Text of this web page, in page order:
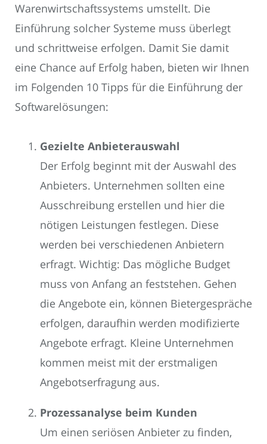
Warenwirtschaftssystems umstellt. Die
Einführung solcher Systeme muss überlegt
und schrittweise erfolgen. Damit Sie damit
eine Chance auf Erfolg haben, bieten wir Ihnen
im Folgenden 10 Tipps für die Einführung der
Softwarelösungen:
Gezielte Anbieterauswahl
Der Erfolg beginnt mit der Auswahl des
Anbieters. Unternehmen sollten eine
Ausschreibung erstellen und hier die
nötigen Leistungen festlegen. Diese
werden bei verschiedenen Anbietern
erfragt. Wichtig: Das mögliche Budget
muss von Anfang an feststehen. Gehen
die Angebote ein, können Bietergespräche
erfolgen, daraufhin werden modifizierte
Angebote erfragt. Kleine Unternehmen
kommen meist mit der erstmaligen
Angebotserfragung aus.
Prozessanalyse beim Kunden
Um einen seriösen Anbieter zu finden,